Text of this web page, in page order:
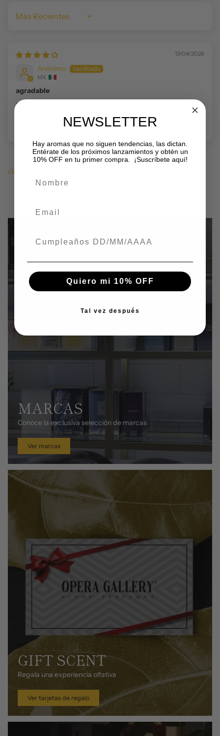
Sort by
13/04/2026
Anónimo
MX
agradable
agradable, pero le falta potencia. pero agradable!
¿Cómo se recopilan las reseñas?
MARCAS
Conoce la exclusiva selección de marcas
Ver marcas
GIFT SCENT
Regala una experiencia olfativa
Ver tarjetas de regalo
NEWSLETTER
Hay aromas que no siguen tendencias, las dictan.
Entérate de los próximos lanzamientos y obtén un
10% OFF en tu primer compra. ¡Suscríbete aquí!
Quiero mi 10% OFF
Tal vez después